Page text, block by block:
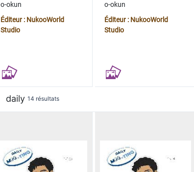
o-okun
Éditeur : NukooWorld
Studio
o-okun
Éditeur : NukooWorld
Studio
daily 14 résultats